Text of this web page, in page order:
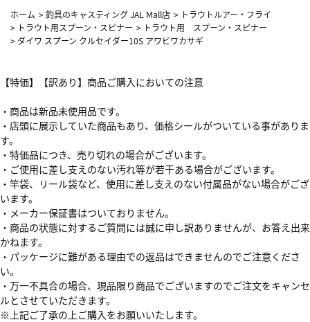
ホーム >釣具のキャスティング JAL Mall店 > トラウトルアー・フライ
> トラウト用スプーン・スピナー > トラウト用 スプーン・スピナー
> ダイワ スプーン クルセイダー10S アワビワカサギ
【特価】【訳あり】商品ご購入においての注意
・商品は新品未使用品です。
・店頭に展示していた商品もあり、価格シールがついている事がありま
す。
・特価品につき、売り切れの場合がございます。
・ご使用に差し支えのない汚れ等が若干ある場合がございます。
・竿袋、リール袋など、使用に差し支えのない付属品がない場合がござ
います。
・メーカー保証書はついておりません。
・商品の状態に対するご質問には誠に申し訳ありませんが、お答え出来
かねます。
・パッケージに難がある理由での返品はできませんのでご注意くださ
い。
・万一不具合の場合、現品限り商品でございますのでご注文をキャンセ
ルとさせていただきます。
※上記ご了承の上ご購入をお願いいたします。